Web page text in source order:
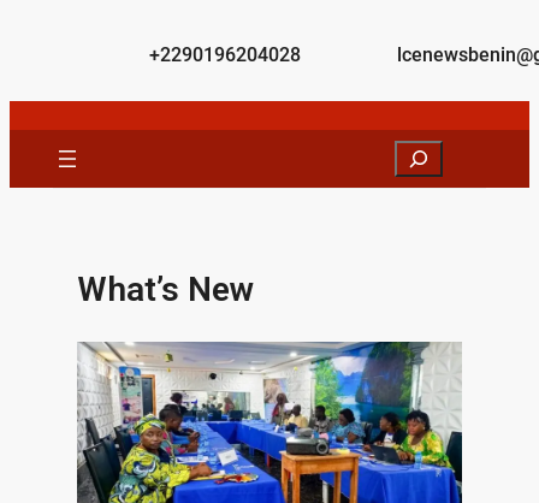
+2290196204028
What’s New​